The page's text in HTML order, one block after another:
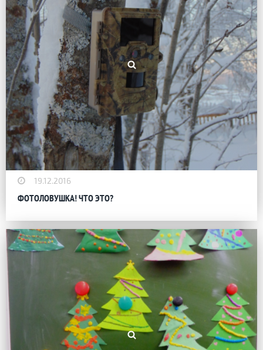
19.12.2016
ФОТОЛОВУШКА! ЧТО ЭТО?